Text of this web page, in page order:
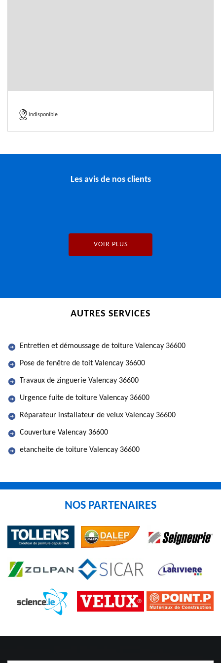
indisponible
Les avis de nos clients
VOIR PLUS
AUTRES SERVICES
Entretien et démoussage de toiture Valencay 36600
Pose de fenêtre de toit Valencay 36600
Travaux de zinguerie Valencay 36600
Urgence fuite de toiture Valencay 36600
Réparateur installateur de velux Valencay 36600
Couverture Valencay 36600
etancheite de toiture Valencay 36600
NOS PARTENAIRES